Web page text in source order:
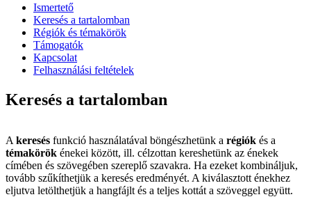
Ismertető
Keresés a tartalomban
Régiók és témakörök
Támogatók
Kapcsolat
Felhasználási feltételek
Keresés a tartalomban
A keresés funkció használatával böngészhetünk a régiók és a
témakörök énekei között, ill. célzottan kereshetünk az énekek
címében és szövegében szereplő szavakra. Ha ezeket kombináljuk,
tovább szűkíthetjük a keresés eredményét. A kiválasztott énekhez
eljutva letölthetjük a hangfájlt és a teljes kottát a szöveggel együtt.